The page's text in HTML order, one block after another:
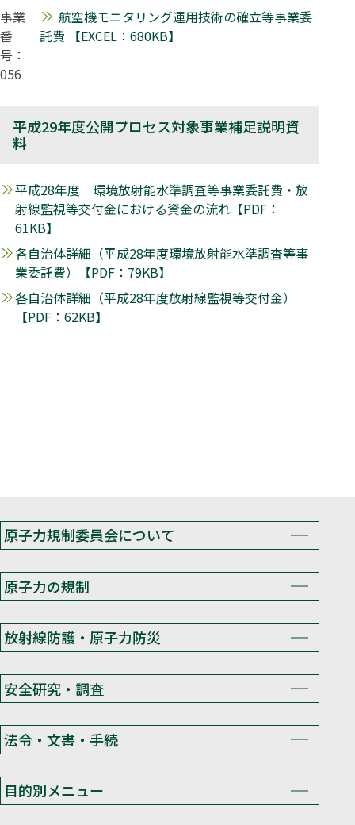
事業
番
号：
056
航空機モニタリング運用技術の確立等事業委
託費 【EXCEL：680KB】
平成29年度公開プロセス対象事業補足説明資
料
平成28年度 環境放射能水準調査等事業委託費・放
射線監視等交付金における資金の流れ【PDF：
61KB】
各自治体詳細（平成28年度環境放射能水準調査等事
業委託費）【PDF：79KB】
各自治体詳細（平成28年度放射線監視等交付金）
【PDF：62KB】
原子力規制委員会について
原子力の規制
放射線防護・原子力防災
安全研究・調査
法令・文書・手続
目的別メニュー